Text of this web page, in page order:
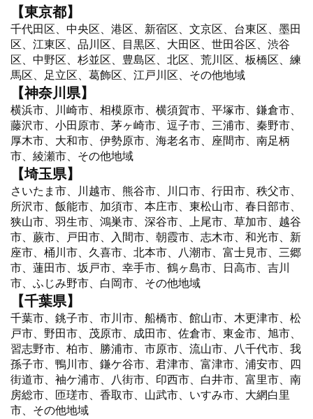
【東京都】
千代田区、中央区、港区、新宿区、文京区、台東区、墨田
区、江東区、品川区、目黒区、大田区、世田谷区、渋谷
区、中野区、杉並区、豊島区、北区、荒川区、板橋区、練
馬区、足立区、葛飾区、江戸川区、その他地域
【神奈川県】
横浜市、川崎市、相模原市、横須賀市、平塚市、鎌倉市、
藤沢市、小田原市、茅ヶ崎市、逗子市、三浦市、秦野市、
厚木市、大和市、伊勢原市、海老名市、座間市、南足柄
市、綾瀬市、その他地域
【埼玉県】
さいたま市、川越市、熊谷市、川口市、行田市、秩父市、
所沢市、飯能市、加須市、本庄市、東松山市、春日部市、
狭山市、羽生市、鴻巣市、深谷市、上尾市、草加市、越谷
市、蕨市、戸田市、入間市、朝霞市、志木市、和光市、新
座市、桶川市、久喜市、北本市、八潮市、富士見市、三郷
市、蓮田市、坂戸市、幸手市、鶴ヶ島市、日高市、吉川
市、ふじみ野市、白岡市、その他地域
【千葉県】
千葉市、銚子市、市川市、船橋市、館山市、木更津市、松
戸市、野田市、茂原市、成田市、佐倉市、東金市、旭市、
習志野市、柏市、勝浦市、市原市、流山市、八千代市、我
孫子市、鴨川市、鎌ケ谷市、君津市、富津市、浦安市、四
街道市、袖ケ浦市、八街市、印西市、白井市、富里市、南
房総市、匝瑳市、香取市、山武市、いすみ市、大網白里
市、その他地域